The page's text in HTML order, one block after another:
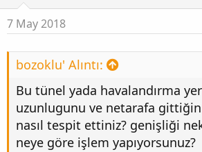
7 May 2018
bozoklu' Alıntı:
Bu tünel yada havalandırma
uzunlugunu ve netarafa gittiğini,
nasıl tespit ettiniz? genişliği
neye göre işlem yapıyorsunuz?